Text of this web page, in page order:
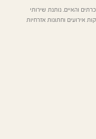
והאיים. נותנת שירותי
אירועים וחתונות אזרחיות